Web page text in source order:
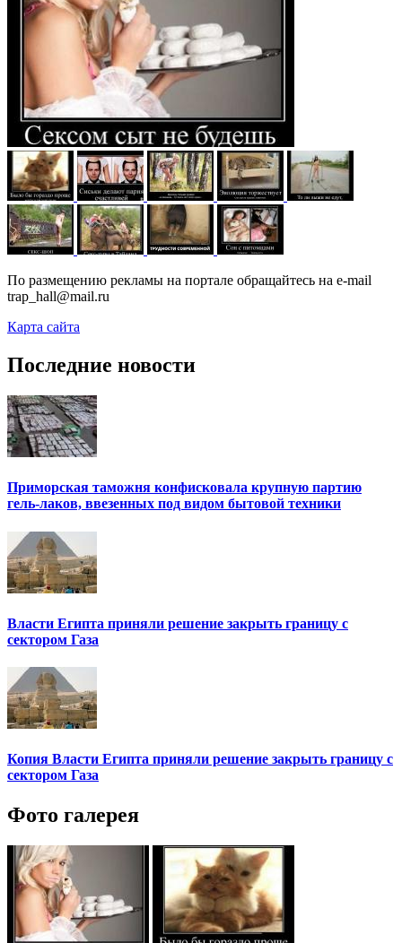
По размещению рекламы на портале обращайтесь на e-mail
trap_hall@mail.ru
Карта сайта
Последние новости
Приморская таможня конфисковала крупную партию
гель-лаков, ввезенных под видом бытовой техники
Власти Египта приняли решение закрыть границу с
сектором Газа
Копия Власти Египта приняли решение закрыть границу с
сектором Газа
Фото галерея